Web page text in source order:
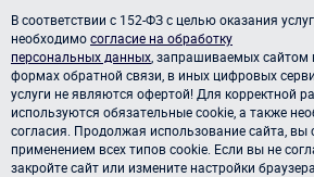
В соответствии с 152-ФЗ с целью оказания услуг,
необходимосогласие на обработку
персональных данных , запрашиваемых сайтом
формах обратной связи, в иных цифровых
услуги не являются офертой! Для корректной
используются обязательные cookie, а также
согласия. Продолжая использование сайта, вы
применением всех типов cookie. Если вы не
закройте сайт или измените настройки браузера.